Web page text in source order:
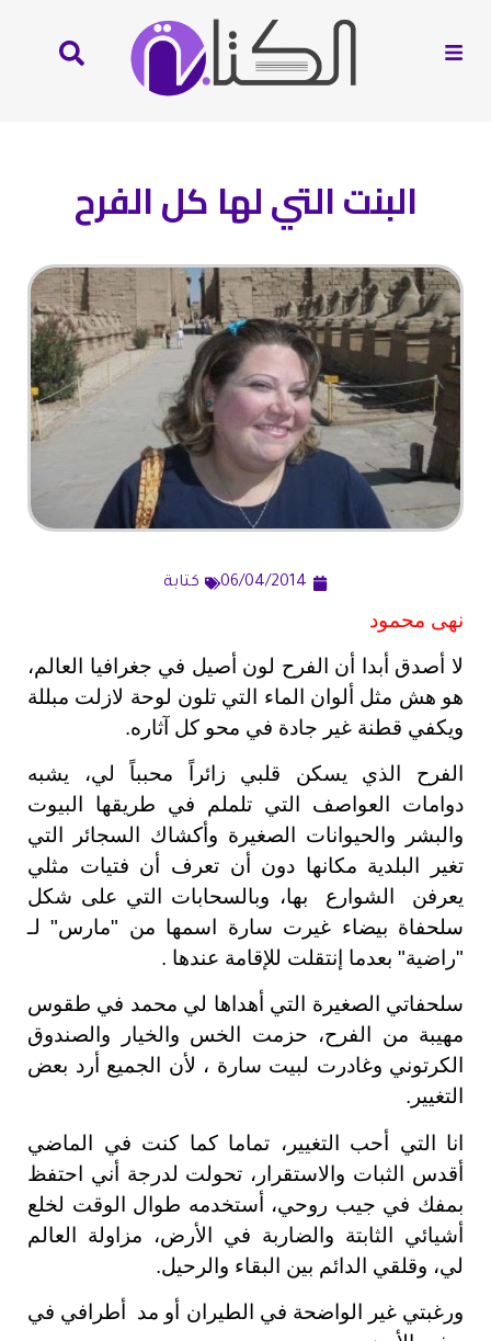
البنت التي لها كل الفرح
06/04/2014 كتابة
نهى محمود
لا أصدق أبدا أن الفرح لون أصيل في جغرافيا العالم،
هو هش مثل ألوان الماء التي تلون لوحة لازلت مبللة
ويكفي قطنة غير جادة في محو كل آثاره.
الفرح الذي يسكن قلبي زائراً محبباً لي، يشبه
دوامات العواصف التي تلملم في طريقها البيوت
والبشر والحيوانات الصغيرة وأكشاك السجائر التي
تغير البلدية مكانها دون أن تعرف أن فتيات مثلي
يعرفن الشوارع بها، وبالسحابات التي على شكل
سلحفاة بيضاء غيرت سارة اسمها من "مارس" لـ
"راضية" بعدما إنتقلت للإقامة عندها .
سلحفاتي الصغيرة التي أهداها لي محمد في طقوس
مهيبة من الفرح، حزمت الخس والخيار والصندوق
الكرتوني وغادرت لبيت سارة ، لأن الجميع أرد بعض
التغيير.
انا التي أحب التغيير، تماما كما كنت في الماضي
أقدس الثبات والاستقرار، تحولت لدرجة أني احتفظ
بمفك في جيب روحي، أستخدمه طوال الوقت لخلع
أشيائي الثابتة والضاربة في الأرض، مزاولة العالم
لي، وقلقي الدائم بين البقاء والرحيل.
ورغبتي غير الواضحة في الطيران أو مد أطرافي في